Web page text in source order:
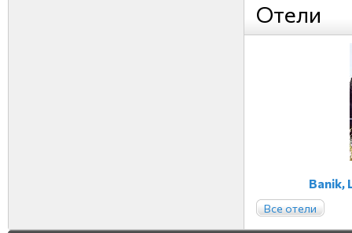
Отели
Banik,
Все отели